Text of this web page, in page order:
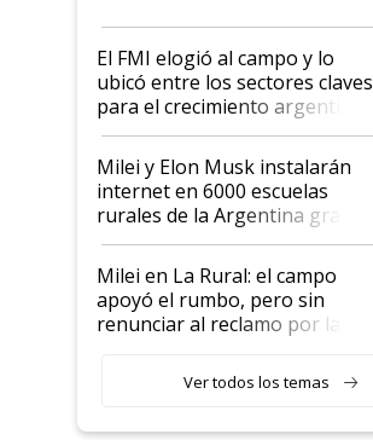
de Milei
El FMI elogió al campo y lo
ubicó entre los sectores claves
para el crecimiento argentino
Milei y Elon Musk instalarán
internet en 6000 escuelas
rurales de la Argentina gracias
a un acuerdo con Starlink
Milei en La Rural: el campo
apoyó el rumbo, pero sin
renunciar al reclamo por las
Ver todos los temas